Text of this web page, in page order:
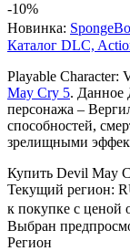
-10%
Новинка:
Каталог DLC,
Playable Character:
May Cry 5. Данное
персонажа –
способностей,
зрелищными
Купить Devil May
Текущий регион:
к покупке с ценой
Выбран
Регион